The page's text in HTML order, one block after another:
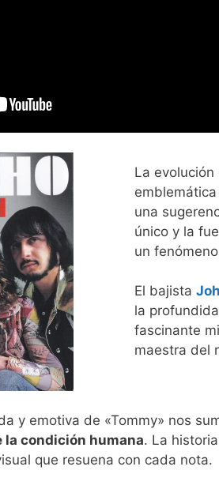
La
una
único y la
un
El bajista
la
fascinante
maestra del
y emotiva de «Tommy» nos
la condición humana. La
que resuena con cada nota.